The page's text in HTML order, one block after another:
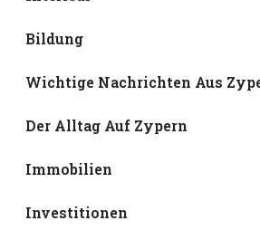
Bildung
Wichtige Nachrichten Aus
Der Alltag Auf Zypern
Immobilien
Investitionen